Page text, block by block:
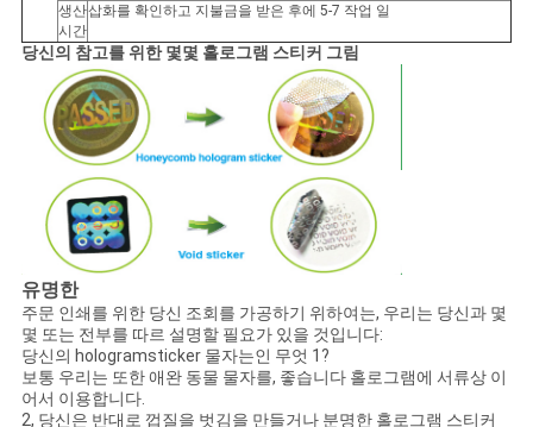
생산
시간
삽화를 확인하고 지불금을 받은 후에 5-7 작업 일
당신의 참고를 위한 몇몇 홀로그램 스티커 그림
유명한
주문 인쇄를 위한 당신 조회를 가공하기 위하여는, 우리는 당신과 몇
몇 또는 전부를 따르 설명할 필요가 있을 것입니다:
당신의 hologramsticker 물자는인 무엇 1?
보통 우리는 또한 애완 동물 물자를, 좋습니다 홀로그램에 서류상 이
어서 이용합니다.
2, 당신은 반대로 껍질을 벗김을 만들거나 분명한 홀로그램 스티커